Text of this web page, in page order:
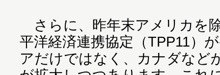
さらに、昨年末アメリカを
平洋経済連携協定（TPP11）
アだけではなく、カナダなど